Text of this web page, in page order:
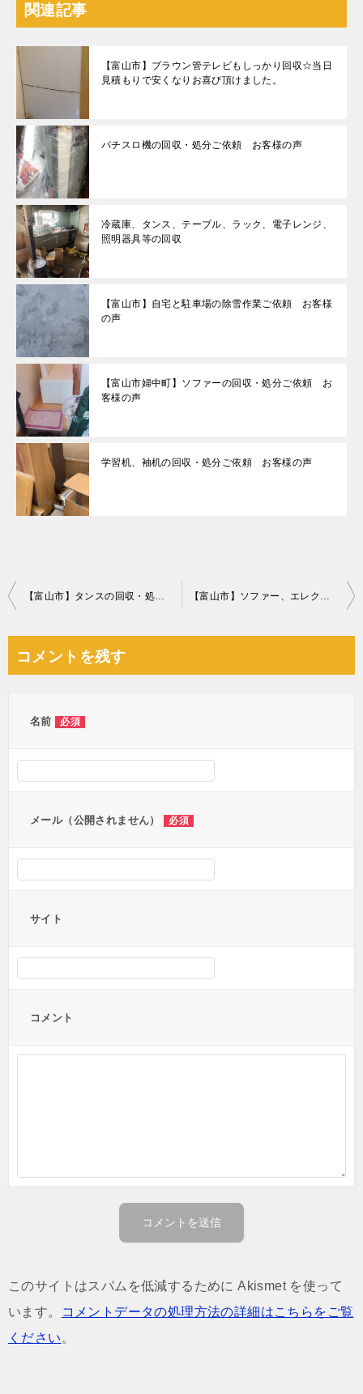
関連記事
【富山市】ブラウン管テレビもしっかり回収☆当日
見積もりで安くなりお喜び頂けました。
パチスロ機の回収・処分ご依頼 お客様の声
冷蔵庫、タンス、テーブル、ラック、電子レンジ、
照明器具等の回収
【富山市】自宅と駐車場の除雪作業ご依頼 お客様
の声
【富山市婦中町】ソファーの回収・処分ご依頼 お
客様の声
学習机、袖机の回収・処分ご依頼 お客様の声
投
ビ
【富山市】タンスの回収・処分ご依頼 お客様の声 【富山市】ソファー、エレクトーン等の回収・処分ご依頼
コメントを残す
名前 必須
メール（公開されません） 必須
サイト
コメント
このサイトはスパムを低減するために Akismet を使って
います。
コメントデータの処理方法の詳細はこちらをご覧
ください 。